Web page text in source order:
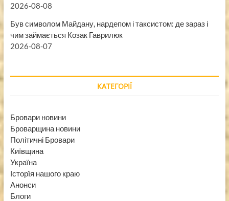
2026-08-08
Був символом Майдану, нардепом і таксистом: де зараз і
чим займається Козак Гаврилюк
2026-08-07
КАТЕГОРІЇ
Бровари новини
Броварщина новини
Політичні Бровари
Київщина
Україна
Історїя нашого краю
Анонси
Блоги